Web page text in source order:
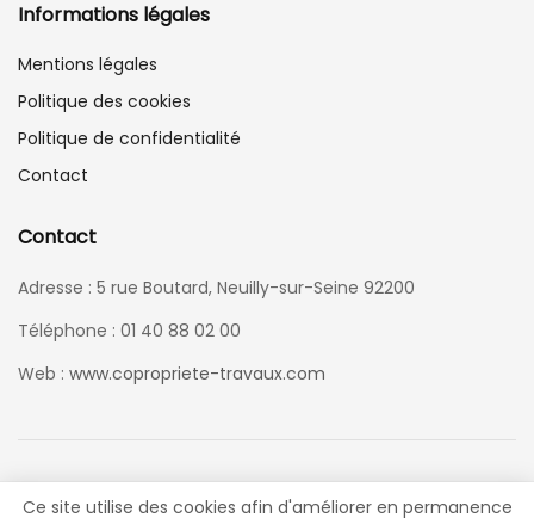
Informations légales
Mentions légales
Politique des cookies
Politique de confidentialité
Contact
Contact
Adresse : 5 rue Boutard, Neuilly-sur-Seine 92200
Téléphone : 01 40 88 02 00
Web : www.copropriete-travaux.com
Ce site utilise des cookies afin d'améliorer en permanence